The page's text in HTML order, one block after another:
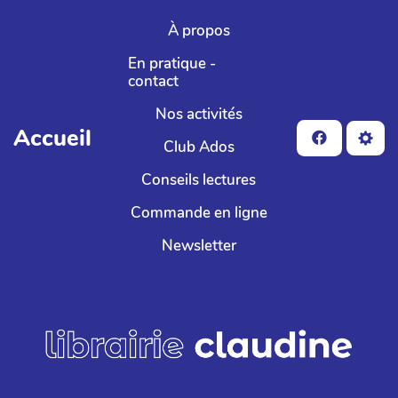
Aller au contenu principal
Accueil
À propos
En pratique -
contact
Nos activités
Club Ados
Conseils lectures
Commande en ligne
Newsletter